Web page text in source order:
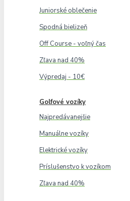
Juniorské oblečenie
Spodná bielizeň
Off Course - voľný čas
Zľava nad 40%
Výpredaj - 10€
Golfové vozíky
Najpredávanejšie
Manuálne vozíky
Elektrické vozíky
Príslušenstvo k vozíkom
Zľava nad 40%